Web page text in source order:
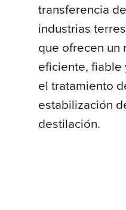
transferencia
industrias
que ofrecen un
eficiente,
el tratamiento
estabilización
destilación.